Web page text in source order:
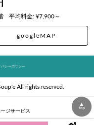
平均料金: ¥7,900～
googleMAP
バシーポリシー
All rights reserved.
ジサービス
▲
top